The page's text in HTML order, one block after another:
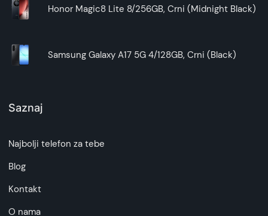
Honor Magic8 Lite 8/256GB, Crni (Midnight Black)
Samsung Galaxy A17 5G 4/128GB, Crni (Black)
Saznaj
Najbolji telefon za tebe
Blog
Kontakt
O nama